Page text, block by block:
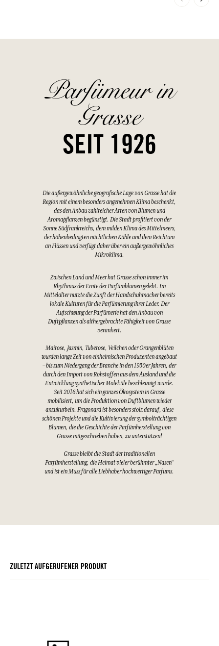
Parfümeur in
Grasse
SEIT 1926
Die außergewöhnliche geografische Lage von Grasse hat die
Region mit einem besonders angenehmen Klima beschenkt,
das den Anbau zahlreicher Arten von Blumen und
Aromapflanzen begünstigt. Die Stadt profitiert von der
Sonne Südfrankreichs, dem milden Klima des Mittelmeers,
der höhenbedingten nächtlichen Kühle und dem Reichtum
an Flüssen und verfügt daher über ein außergewöhnliches
Mikroklima.
Zwischen Land und Meer hat Grasse schon immer im
Rhythmus der Ernte der Parfümblumen gelebt. Im
Mittelalter nutzte die Zunft der Handschuhmacher bereits
lokale Kulturen für die Parfümierung ihrer Leder. Der
Aufschwung der Parfümerie hat den Anbau von
Duftpflanzen als althergebrachte Fähigkeit von Grasse
verankert.
Mairose, Jasmin, Tuberose, Veilchen oder Orangenblüten
wurden lange Zeit von einheimischen Produzenten angebaut
– bis zum Niedergang der Branche in den 1950er Jahren, der
durch den Import von Rohstoffen aus dem Ausland und die
Entwicklung synthetischer Moleküle beschleunigt wurde.
Seit 2016 hat sich ein ganzes Ökosystem in Grasse
mobilisiert, um die Produktion von Duftblumen wieder
anzukurbeln. Fragonard ist besonders stolz darauf, diese
schönen Projekte und die Kultivierung der symbolträchtigen
Blumen, die die Geschichte der Parfümherstellung von
Grasse mitgeschrieben haben, zu unterstützen!
Grasse bleibt die Stadt der traditionellen
Parfümherstellung, die Heimat vieler berühmter „Nasen“
und ist ein Muss für alle Liebhaber hochwertiger Parfums.
ZULETZT AUFGERUFENER PRODUKT